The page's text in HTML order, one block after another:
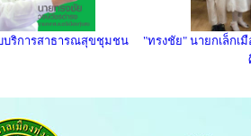
บริการสาธารณสุขชุมชน
"ทรงชัย" นายกเล็กเ